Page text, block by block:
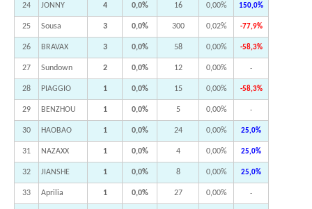
24 JONNY 4 0,0% 16 0,00% 150,0%
25 Sousa 3 0,0% 300 0,02% -77,9%
26 BRAVAX 3 0,0% 58 0,00% -58,3%
27 Sundown 2 0,0% 12 0,00% -
28 PIAGGIO 1 0,0% 15 0,00% -58,3%
29 BENZHOU 1 0,0% 5 0,00% -
30 HAOBAO 1 0,0% 24 0,00% 25,0%
31 NAZAXX 1 0,0% 4 0,00% 25,0%
32 JIANSHE 1 0,0% 8 0,00% 25,0%
33 Aprilia 1 0,0% 27 0,00% -